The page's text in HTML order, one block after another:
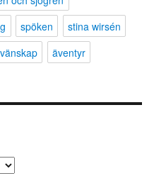
spöken
stina wirsén
vänskap äventyr